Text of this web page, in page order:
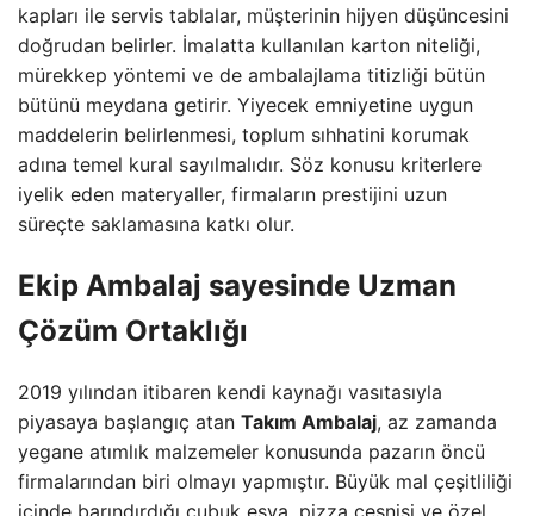
kapları ile servis tablalar, müşterinin hijyen düşüncesini
doğrudan belirler. İmalatta kullanılan karton niteliği,
mürekkep yöntemi ve de ambalajlama titizliği bütün
bütünü meydana getirir. Yiyecek emniyetine uygun
maddelerin belirlenmesi, toplum sıhhatini korumak
adına temel kural sayılmalıdır. Söz konusu kriterlere
iyelik eden materyaller, firmaların prestijini uzun
süreçte saklamasına katkı olur.
Ekip Ambalaj sayesinde Uzman
Çözüm Ortaklığı
2019 yılından itibaren kendi kaynağı vasıtasıyla
piyasaya başlangıç atan Takım Ambalaj, az zamanda
yegane atımlık malzemeler konusunda pazarın öncü
firmalarından biri olmayı yapmıştır. Büyük mal çeşitliliği